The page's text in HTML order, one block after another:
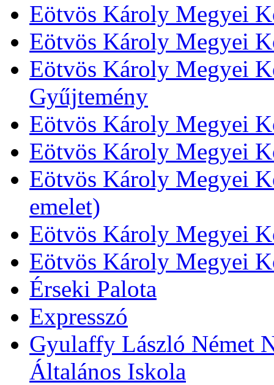
Eötvös Károly Megyei
Eötvös Károly Megyei
Eötvös Károly Megyei
Gyűjtemény
Eötvös Károly Megyei
Eötvös Károly Megyei
Eötvös Károly Megyei
emelet)
Eötvös Károly Megyei
Eötvös Károly Megyei
Érseki Palota
Expresszó
Gyulaffy László Német
Általános Iskola